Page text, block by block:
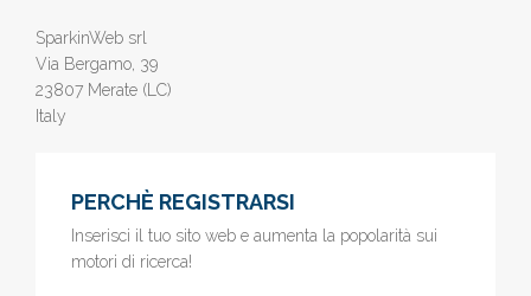
SparkinWeb srl
Via Bergamo, 39
23807 Merate (LC)
Italy
PERCHÈ REGISTRARSI
Inserisci il tuo sito web e aumenta la popolarità sui
motori di ricerca!